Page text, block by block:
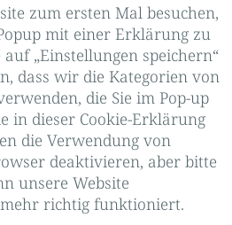
zum ersten Mal besuchen,
mit einer Erklärung zu
auf „Einstellungen speichern“
dass wir die Kategorien von
die Sie im Pop-up
in dieser Cookie-Erklärung
die Verwendung von
deaktivieren, aber bitte
unsere Website
richtig funktioniert.